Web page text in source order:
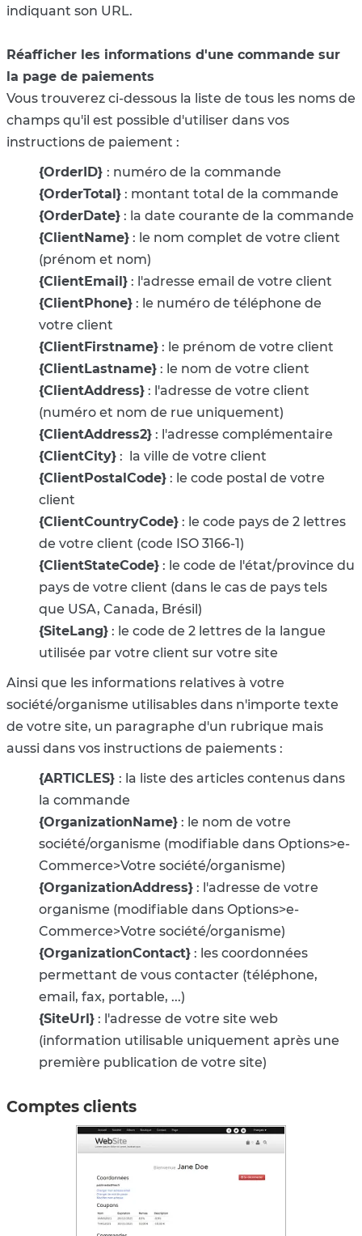
indiquant son URL.
Réafficher les informations d'une commande sur
la page de paiements
Vous trouverez ci-dessous la liste de tous les noms de
champs qu'il est possible d'utiliser dans vos
instructions de paiement :
{OrderID} : numéro de la commande
{OrderTotal} : montant total de la commande
{OrderDate} : la date courante de la commande
{ClientName} : le nom complet de votre client
(prénom et nom)
{ClientEmail} : l'adresse email de votre client
{ClientPhone} : le numéro de téléphone de
votre client
{ClientFirstname} : le prénom de votre client
{ClientLastname} : le nom de votre client
{ClientAddress} : l'adresse de votre client
(numéro et nom de rue uniquement)
{ClientAddress2} : l'adresse complémentaire
{ClientCity} : la ville de votre client
{ClientPostalCode} : le code postal de votre
client
{ClientCountryCode} : le code pays de 2 lettres
de votre client (code ISO 3166-1)
{ClientStateCode} : le code de l'état/province du
pays de votre client (dans le cas de pays tels
que USA, Canada, Brésil)
{SiteLang} : le code de 2 lettres de la langue
utilisée par votre client sur votre site
Ainsi que les informations relatives à votre
société/organisme utilisables dans n'importe texte
de votre site, un paragraphe d'un rubrique mais
aussi dans vos instructions de paiements :
{ARTICLES} : la liste des articles contenus dans
la commande
{OrganizationName} : le nom de votre
société/organisme (modifiable dans Options>e-
Commerce>Votre société/organisme)
{OrganizationAddress} : l'adresse de votre
organisme (modifiable dans Options>e-
Commerce>Votre société/organisme)
{OrganizationContact} : les coordonnées
permettant de vous contacter (téléphone,
email, fax, portable, ...)
{SiteUrl} : l'adresse de votre site web
(information utilisable uniquement après une
première publication de votre site)
Comptes clients